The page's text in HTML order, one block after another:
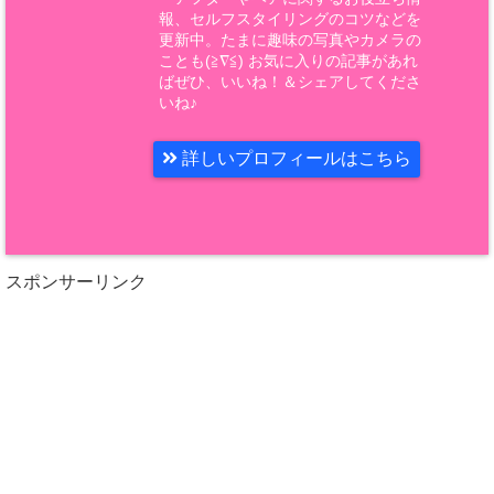
報、セルフスタイリングのコツなどを
更新中。たまに趣味の写真やカメラの
ことも(≧∇≦) お気に入りの記事があれ
ばぜひ、いいね！＆シェアしてくださ
いね♪
詳しいプロフィールはこちら
スポンサーリンク